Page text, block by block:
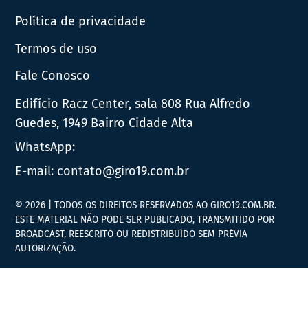
Política de privacidade
Termos de uso
Fale Conosco
Edifício Racz Center, sala 808 Rua Alfredo
Guedes, 1949 Bairro Cidade Alta
WhatsApp:
E-mail: contato@giro19.com.br
© 2026 | TODOS OS DIREITOS RESERVADOS AO GIRO19.COM.BR.
ESTE MATERIAL NÃO PODE SER PUBLICADO, TRANSMITIDO POR
BROADCAST, REESCRITO OU REDISTRIBUÍDO SEM PRÉVIA
AUTORIZAÇÃO.